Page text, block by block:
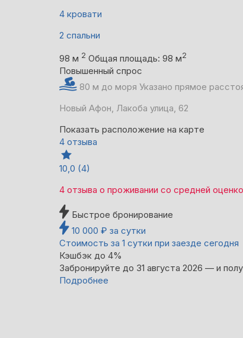
4 кровати
2 спальни
98 м 2 Общая площадь: 98 м2
Повышенный спрос
80 м до моря Указано прямое
Новый Афон, Лакоба улица, 62
Показать расположение на карте
4 отзыва
10,0 (4)
4 отзыва о проживании со средней
Быстрое бронирование
10 000 ₽ за сутки
Стоимость за 1 сутки при заезде сегодня
Кэшбэк до 4%
Забронируйте до 31 августа 2026 — и
Подробнее